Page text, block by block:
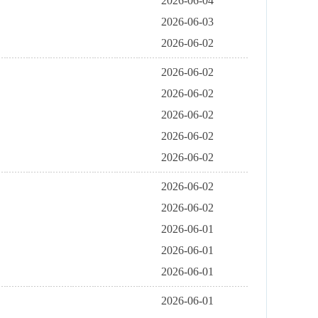
2026-06-03
2026-06-02
2026-06-02
2026-06-02
2026-06-02
2026-06-02
2026-06-02
2026-06-02
2026-06-02
2026-06-01
2026-06-01
2026-06-01
2026-06-01